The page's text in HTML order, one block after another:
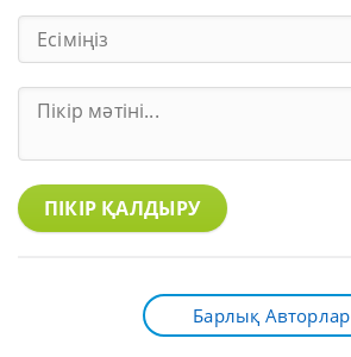
ПІКІР ҚАЛДЫРУ
Барлық Авторлар